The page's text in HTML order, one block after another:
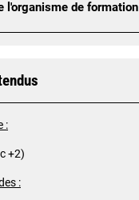
l'organisme de formation
:
+2)
: